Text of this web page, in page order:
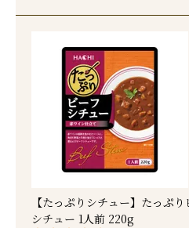
【たっぷりシチュー】たっぷ
シチュー 1人前 220g